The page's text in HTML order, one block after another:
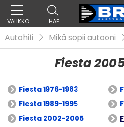
VALIKKO HAE
Autohifi Mikä sopii autooni
Fiesta
Fiesta 1976-1983
Fiesta 1989-1995
Fiesta 2002-2005